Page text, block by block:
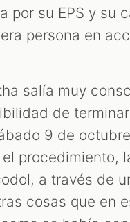
por su EPS y su
persona en
salía muy
de
9 de
procedimiento,
a través de
cosas que en